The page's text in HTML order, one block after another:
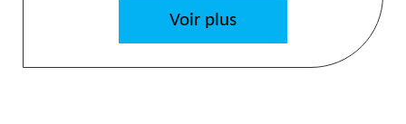
Voir plus